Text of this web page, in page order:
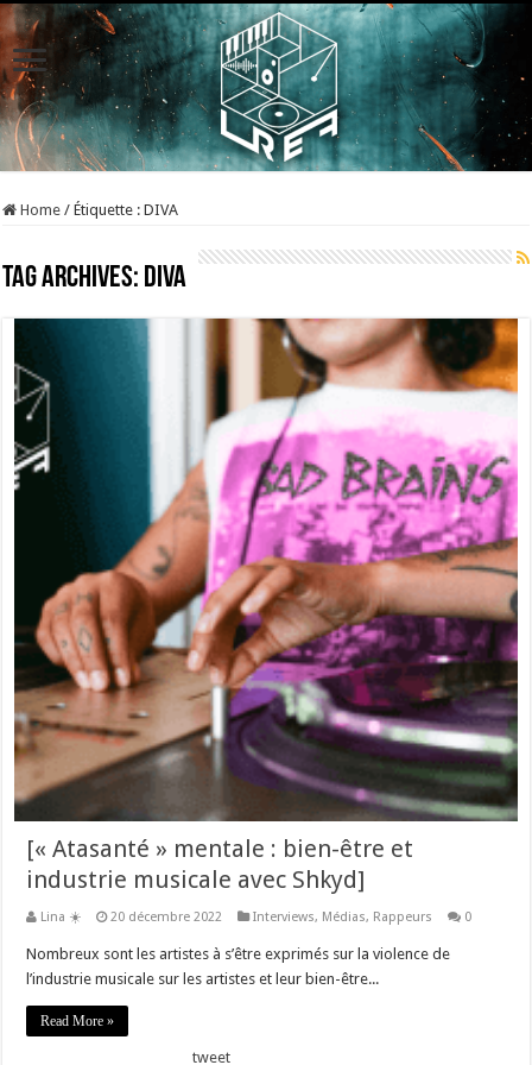
Home / Étiquette :DIVA
Tag Archives: DIVA
[« Atasanté » mentale : bien-être et
industrie musicale avec Shkyd]
Lina ☀️ 20 décembre 2022 Interviews, Médias, Rappeurs 0
Nombreux sont les artistes à s’être exprimés sur la violence de
l’industrie musicale sur les artistes et leur bien-être...
Read More »
tweet